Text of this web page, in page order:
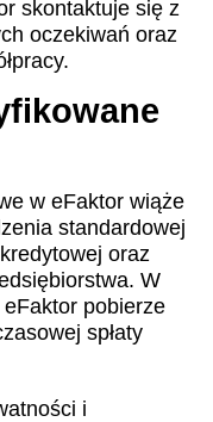
skontaktuje się z
oczekiwań oraz
w eFaktor wiąże
standardowej
oraz
W
pobierze
spłaty
i